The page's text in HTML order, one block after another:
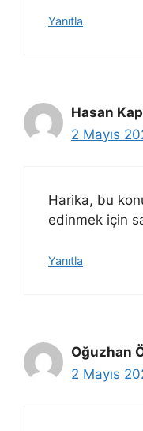
Yanıtla
Hasan
2 Mayıs
Harika, bu
edinmek için
Yanıtla
Oğuzhan
2 Mayıs